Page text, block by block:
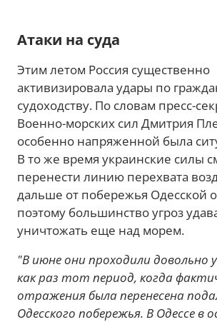
Атаки на суда
Этим летом Россия существенно
активизировала удары по
судоходству. По словам пресс-
Военно-морских сил Дмитрия
особенно напряженной была
В то же время украинские силы
перенести линию перехвата
дальше от побережья Одесской
поэтому большинство угроз
уничтожать еще над морем.
"В июне они проходили довольно
как раз тот период, когда
отражения была перенесена
Одесского побережья. В Одессе в